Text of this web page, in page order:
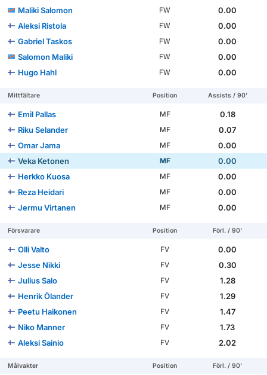
Maliki Salomon
FW
0.00
Aleksi Ristola
FW
0.00
Gabriel Taskos
FW
0.00
Salomon Maliki
FW
0.00
Hugo Hahl
FW 0.00
Mittfältare Position Assists / 90'
Emil Pallas MF
0.18
Riku Selander
MF
0.07
Omar Jama
MF
0.00
Veka Ketonen
MF
0.00
Herkko Kuosa
MF
0.00
Reza Heidari
MF
0.00
Jermu Virtanen
MF 0.00
Försvarare Position Förl. / 90'
Olli Valto FV
0.00
Jesse Nikki
FV
0.30
Julius Salo
FV
1.28
Henrik Ölander
FV
1.29
Peetu Haikonen
FV
1.47
Niko Manner
FV
1.73
Aleksi Sainio
FV 2.02
Målvakter Position Förl. / 90'